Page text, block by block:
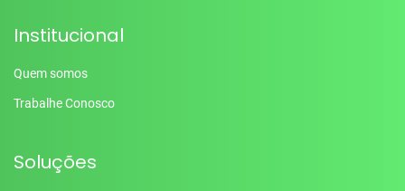
Institucional
Quem somos
Trabalhe Conosco
Soluções